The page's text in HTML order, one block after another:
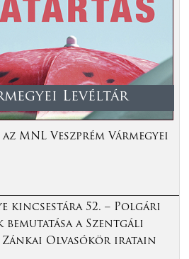
Levéltár
MNL Veszprém Vármegyei
kincsestára 52. – Polgári
a Szentgáli
Zánkai Olvasókör iratain